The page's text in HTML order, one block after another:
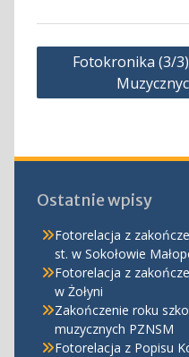
Nawigacja
Fotokronika (3/
Ostatnie wpisy
Fotorelacja z
st. w Sokołowie
Fotorelacja z
w Żołyni
Zakończenie roku
muzycznych PZNSM
Fotorelacja z Popisu